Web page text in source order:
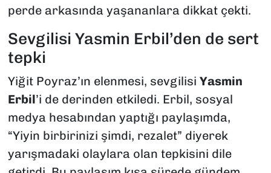
perde arkasında yaşananlara dikkat çekti.
Sevgilisi Yasmin Erbil’den de sert
tepki
Yiğit Poyraz’ın elenmesi, sevgilisi Yasmin
Erbil’i de derinden etkiledi. Erbil, sosyal
medya hesabından yaptığı paylaşımda,
“Yiyin birbirinizi şimdi, rezalet” diyerek
yarışmadaki olaylara olan tepkisini dile